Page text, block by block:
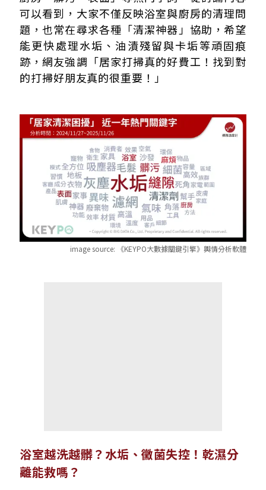
可以看到，大家不僅反映浴室與廚房的清理問
題，也常在尋求各種「清潔神器」協助，希望
能更快處理水垢、油漬殘留與卡垢等頑固痕
跡，網友強調「居家打掃真的好費工！找到對
的打掃好朋友真的很重要！」
image source: 《KEYPO大數據關鍵引擎》輿情分析軟體
浴室越洗越髒？水垢、黴菌失控！乾濕分
離能救嗎？